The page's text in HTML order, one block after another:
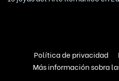
Política de privacidad
Más información sobra